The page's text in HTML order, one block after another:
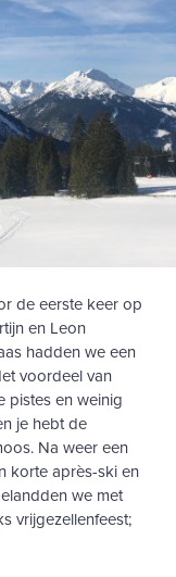
de eerste keer op
en Leon
hadden we een
voordeel van
pistes en weinig
je hebt de
Na weer een
korte après-ski en
we met
vrijgezellenfeest;